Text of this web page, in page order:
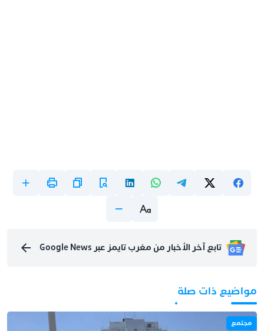
تابع آخر الأخبار من مغرب تايمز عبر Google News
مواضيع ذات صلة
مجتمع